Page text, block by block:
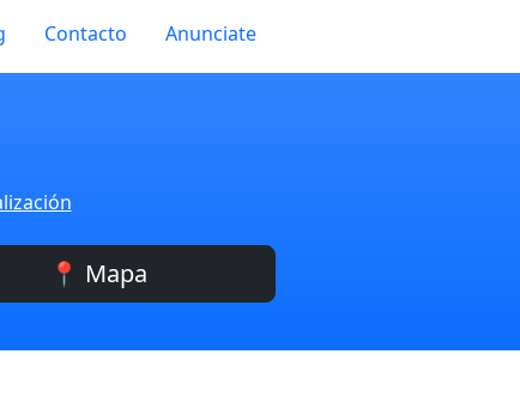
Contacto Anunciate
📍 Mapa